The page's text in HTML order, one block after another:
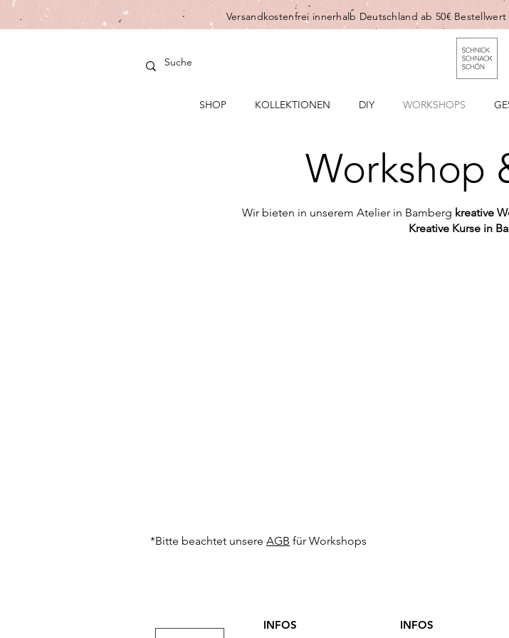
Versandkostenfrei innerhalb Deutschland ab 50€
SHOP KOLLEKTIONEN DIY WORKSHOPS
Workshop
Wir bieten in unserem Atelier in Bamberg kreative
Kreative Kurse in
*Bitte beachtet unsere AGB für Workshops
INFOS INFOS